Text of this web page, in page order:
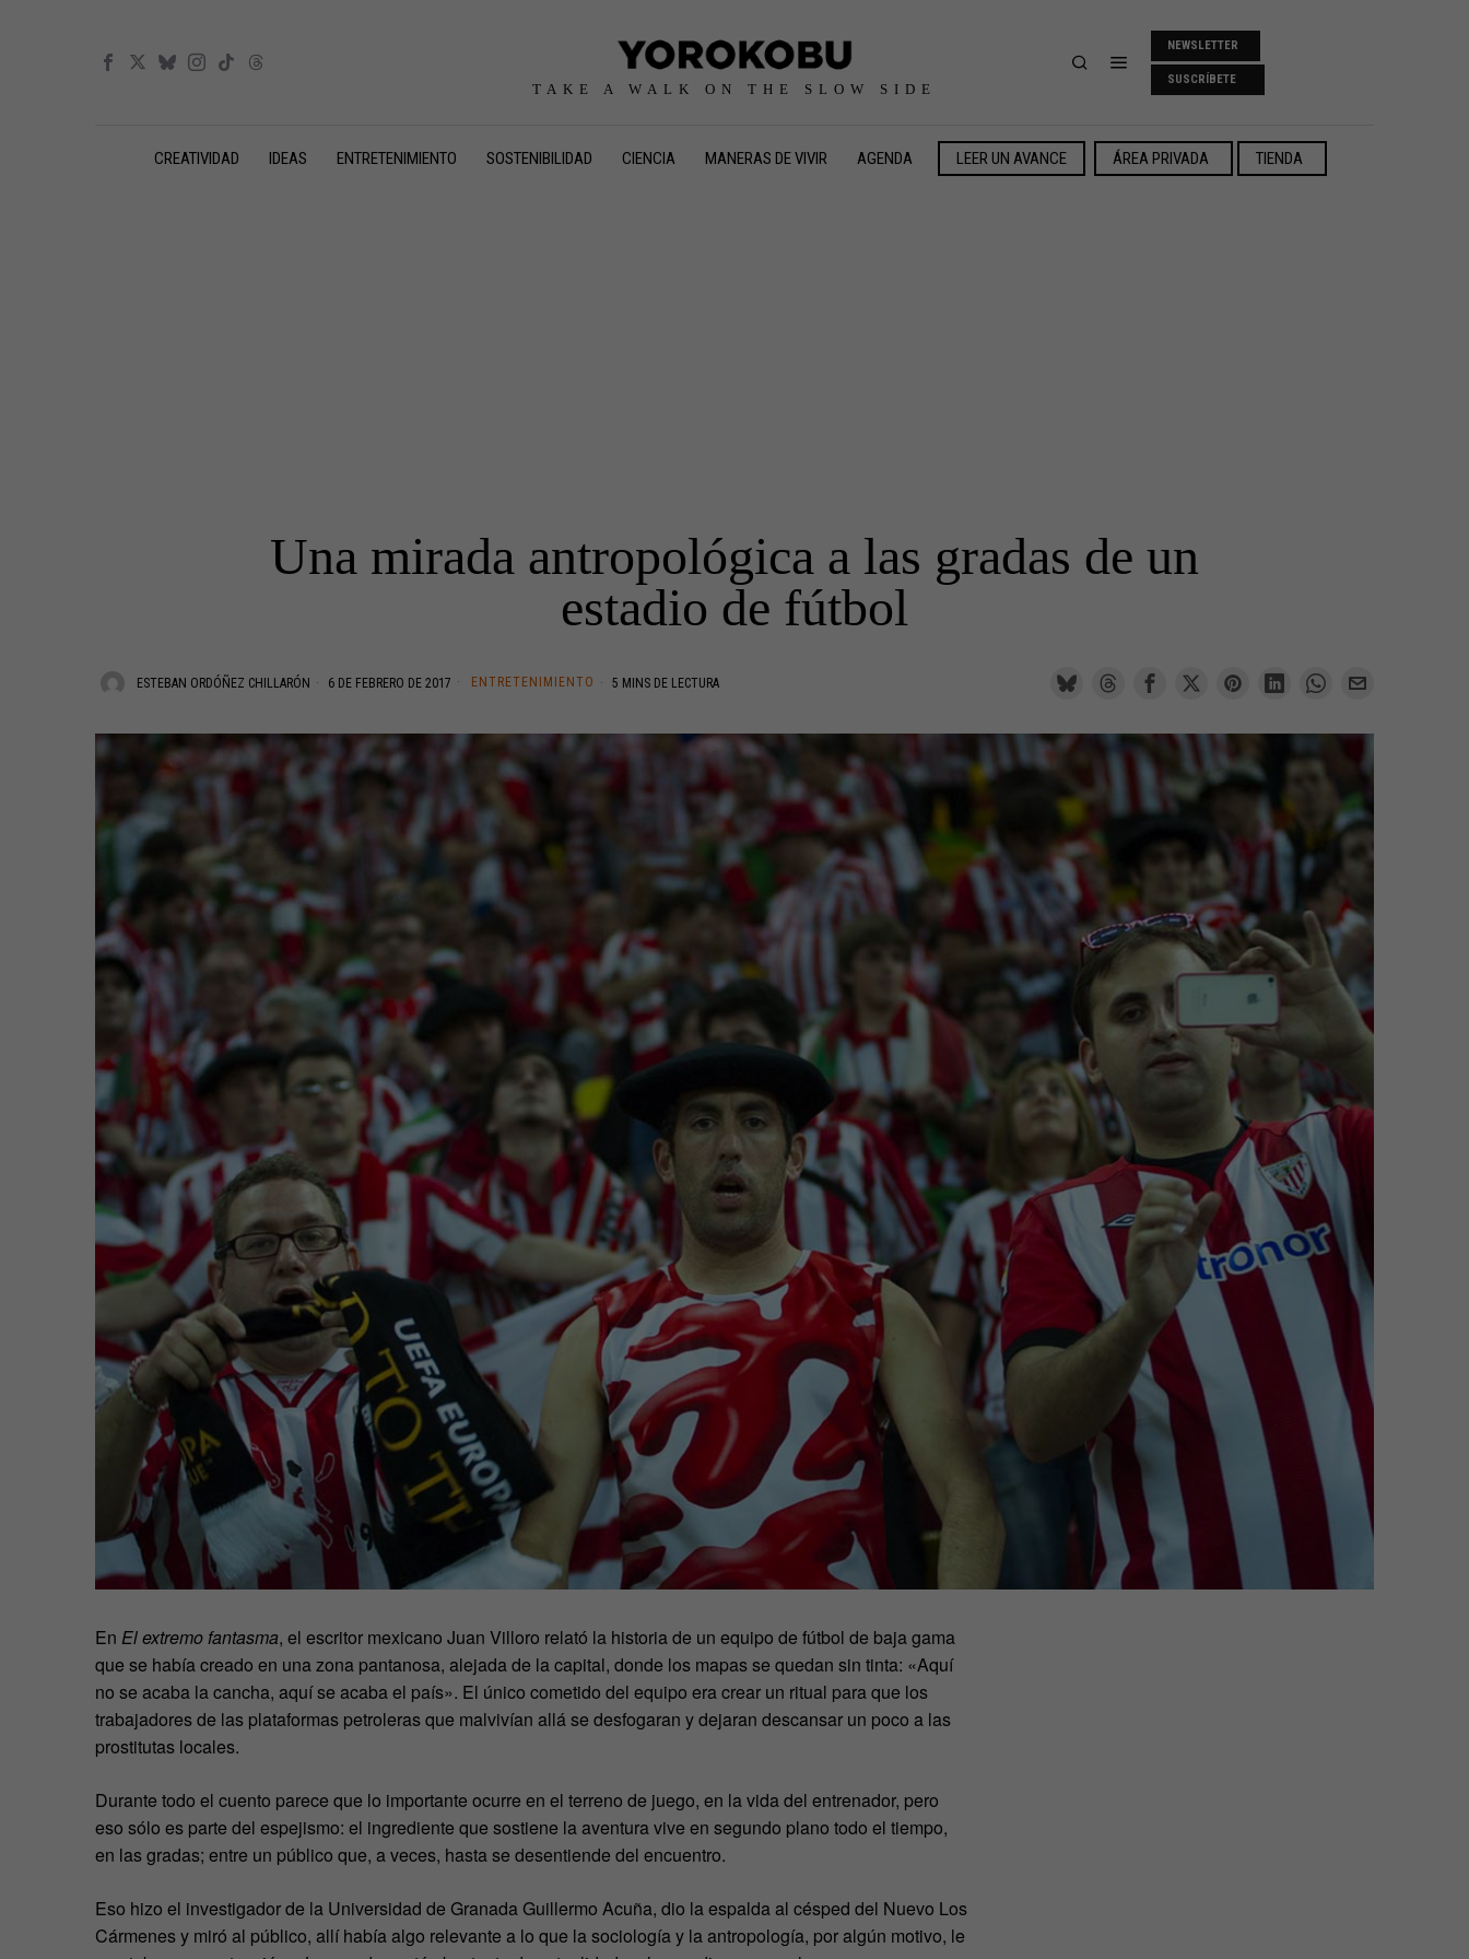
TAKE A WALK ON THE SLOW SIDE
NEWSLETTER
SUSCRÍBETE
CREATIVIDAD IDEAS ENTRETENIMIENTO SOSTENIBILIDAD CIENCIA MANERAS DE VIVIR AGENDA LEER UN AVANCE ÁREA PRIVADA TIENDA
Una mirada antropológica a las gradas de un
estadio de fútbol
ESTEBAN ORDÓÑEZ CHILLARÓN 6 DE FEBRERO DE 2017 ENTRETENIMIENTO 5 MINS DE LECTURA
En El extremo fantasma, el escritor mexicano Juan Villoro relató la historia de un equipo de fútbol de baja gama
que se había creado en una zona pantanosa, alejada de la capital, donde los mapas se quedan sin tinta: «Aquí
no se acaba la cancha, aquí se acaba el país». El único cometido del equipo era crear un ritual para que los
trabajadores de las plataformas petroleras que malvivían allá se desfogaran y dejaran descansar un poco a las
prostitutas locales.
Durante todo el cuento parece que lo importante ocurre en el terreno de juego, en la vida del entrenador, pero
eso sólo es parte del espejismo: el ingrediente que sostiene la aventura vive en segundo plano todo el tiempo,
en las gradas; entre un público que, a veces, hasta se desentiende del encuentro.
Eso hizo el investigador de la Universidad de Granada Guillermo Acuña, dio la espalda al césped del Nuevo Los
Cármenes y miró al público, allí había algo relevante a lo que la sociología y la antropología, por algún motivo, le